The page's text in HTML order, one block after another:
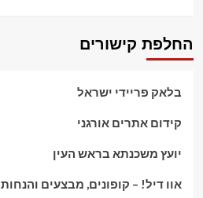
החלפת קישורים
בלאק פריידי ישראל
קידום אתרים אורגני
יועץ משכנתא בראש העין
אוו דיל! – קופונים, מבצעים והנחות